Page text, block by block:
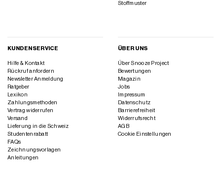
Stoffmuster
KUNDENSERVICE
Hilfe & Kontakt
Rückruf anfordern
Newsletter Anmeldung
Ratgeber
Lexikon
Zahlungsmethoden
Vertrag widerrufen
Versand
Lieferung in die Schweiz
Studentenrabatt
FAQs
Zeichnungsvorlagen
Anleitungen
ÜBER UNS
Über Snooze Project
Bewertungen
Magazin
Jobs
Impressum
Datenschutz
Barrierefreiheit
Widerrufsrecht
AGB
Cookie Einstellungen